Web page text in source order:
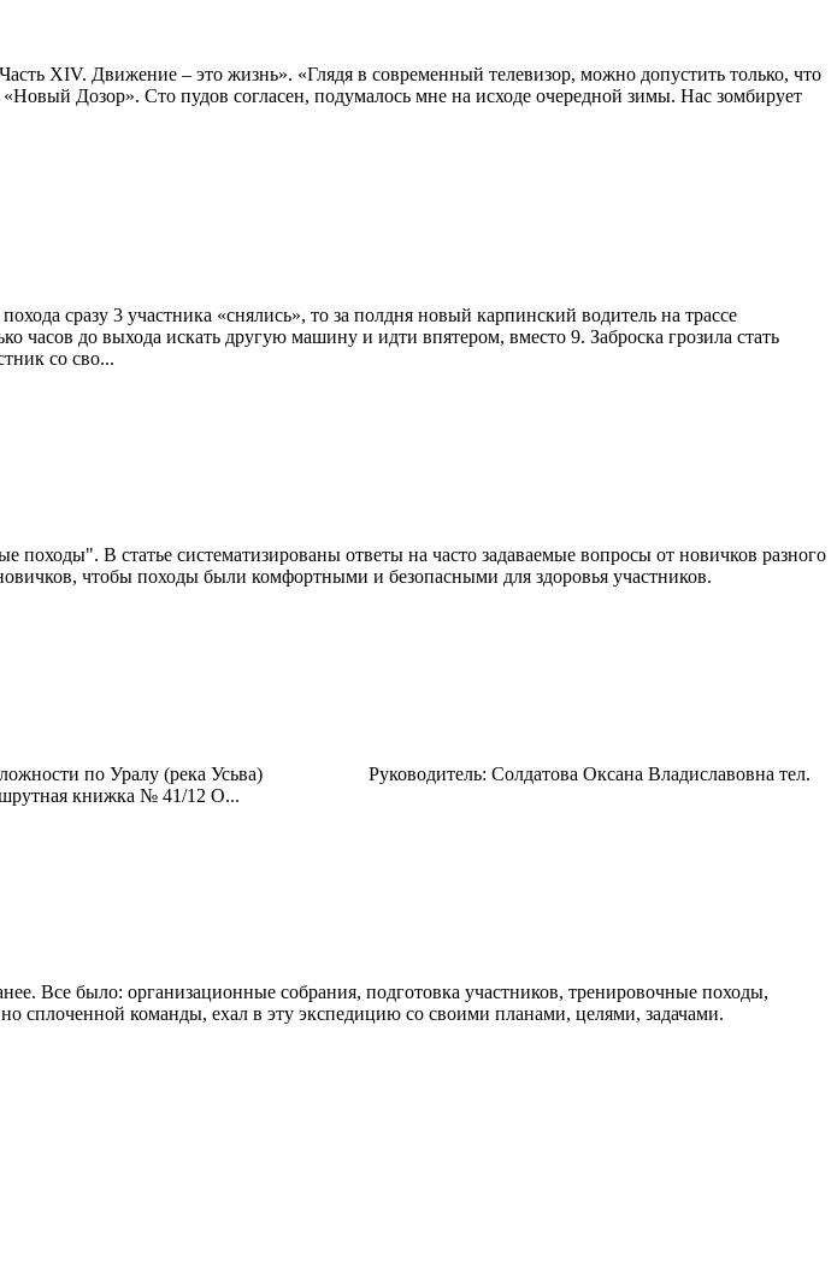
XIV. Движение – это жизнь». «Глядя в современный телевизор, можно допустить только, что
Дозор». Сто пудов согласен, подумалось мне на исходе очередной зимы. Нас зомбирует
сразу 3 участника «снялись», то за полдня новый карпинский водитель на трассе
до выхода искать другую машину и идти впятером, вместо 9. Заброска грозила стать
со сво...
В статье систематизированы ответы на часто задаваемые вопросы от новичков разного
чтобы походы были комфортными и безопасными для здоровья участников.
сложности по Уралу (река Усьва) Руководитель: Солдатова Оксана Владиславовна тел.
книжка № 41/12 О...
было: организационные собрания, подготовка участников, тренировочные походы,
сплоченной команды, ехал в эту экспедицию со своими планами, целями, задачами.